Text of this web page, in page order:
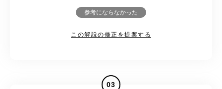
参考にならなかった
この解説の修正を提案する
03